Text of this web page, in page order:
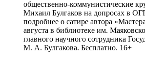
общественно-коммунистические
Михаил Булгаков на допросах в
подробнее о сатире автора
августа в библиотеке им.
главного научного сотрудника
М. А. Булгакова. Бесплатно. 16+